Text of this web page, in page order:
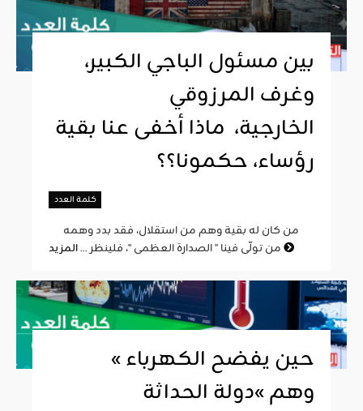
بين مسئول الباجي الكبير،
وغرف المرزوقي
الخارجية، ماذا أخفى عنا بقية
رؤساء، حكمونا؟؟
كلمة العدد
من تولّى فينا " الصدارة العظمى "، فلينظر ...
« حين يفضح الكهرباء
وهم »دولة الحداثة